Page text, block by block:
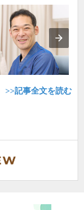
>>記事全文を読む